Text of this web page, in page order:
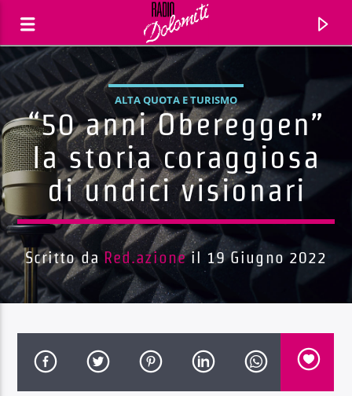
Traccia corrente
ALTA QUOTA E TURISMO
“50 anni Obereggen”
la storia coraggiosa
di undici visionari
Scritto da Red.azioneil 19 Giugno 2022